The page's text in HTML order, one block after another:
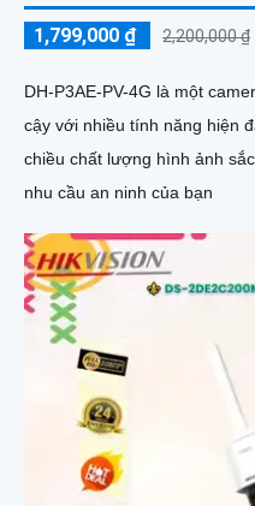
1,799,000 ₫ 2,200,000 ₫
DH-P3AE-PV-4G là một
cậy với nhiều tính năng hiện đại. Với khả năng quan
chiều chất lượng hình ảnh
nhu cầu an ninh của bạn